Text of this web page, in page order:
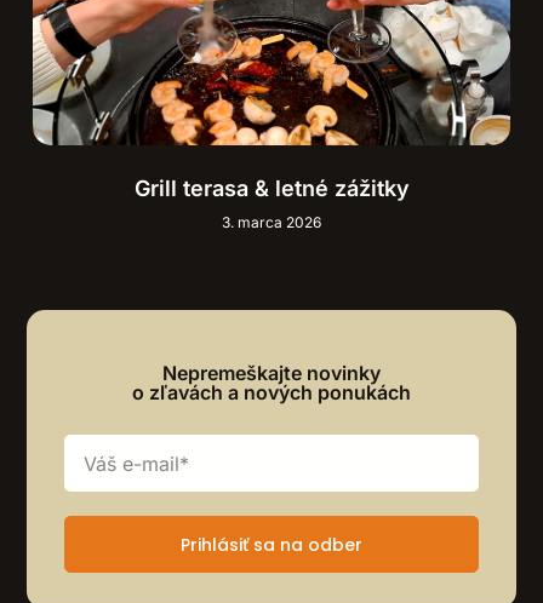
Grill terasa & letné zážitky
3. marca 2026
Nepremeškajte novinky
o zľavách a nových ponukách
Prihlásiť sa na odber